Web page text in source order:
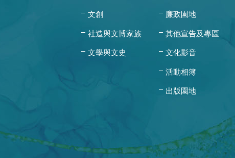
文創
社造與文博家族
文學與文史
廉政園地
其他宣告及專區
文化影音
活動相簿
出版園地